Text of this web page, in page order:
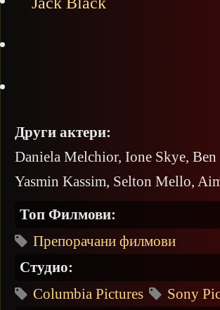
Други актери:
Daniela Melchior, Ione Skye, Ben
Yasmin Kassim, Selton Mello,
Топ Филмови:
Препорачани филмови
Студио:
Columbia Pictures
Sony